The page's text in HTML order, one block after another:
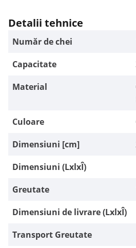
Detalii tehnice
Număr de chei
Capacitate
Material
Culoare
Dimensiuni [cm]
Dimensiuni (LxlxÎ)
Greutate
Dimensiuni de livrare (LxlxÎ)
Transport Greutate